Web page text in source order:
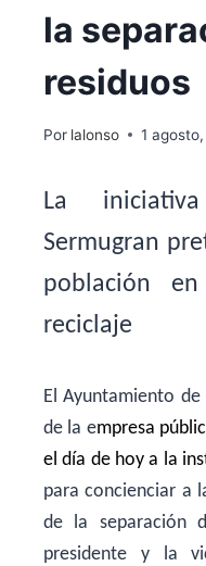
la
residuos
Por lalonso 1
La
Sermugran
población
reciclaje
El Ayuntamiento
de la empresa
el día de hoy a la
para concienciar a
de la separación
presidente y la